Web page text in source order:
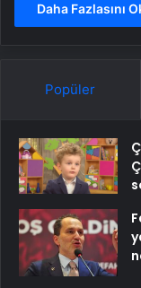
Daha Fazlasını
Popüler